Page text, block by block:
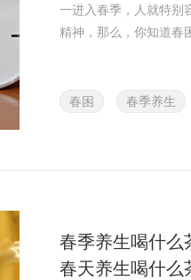
一进入春季，人就特别
精神，那么，你知道春
春困 春季养生
春季养生喝什么
春天养生喝什么